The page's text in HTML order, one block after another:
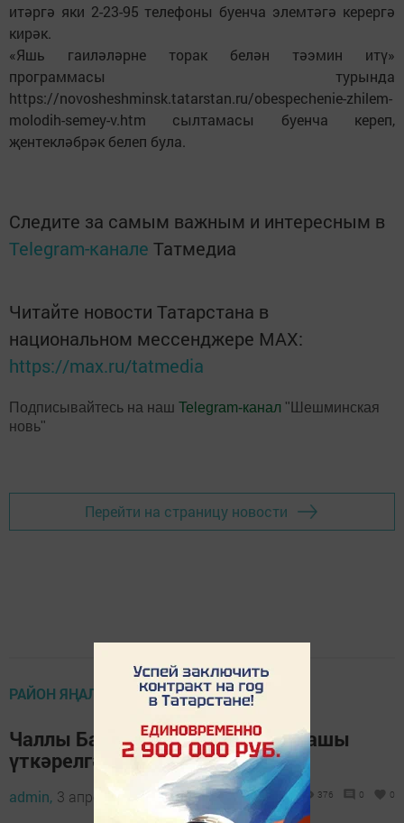
итәргә яки 2-23-95 телефоны буенча элемтәгә керергә
кирәк.
«Яшь гаиләләрне торак белән тәэмин итү»
программасы турында
https://novosheshminsk.tatarstan.ru/obespechenie-zhilem-
molodih-semey-v.htm сылтамасы буенча кереп,
җентекләбрәк белеп була.
Следите за самым важным и интересным в
Telegram-канале Татмедиа
Читайте новости Татарстана в
национальном мессенджере MАХ:
https://max.ru/tatmedia
Подписывайтесь на наш Telegram-канал "Шешминская
новь"
Перейти на страницу новости
РАЙОН ЯҢАЛЫКЛАРЫ
Чаллы Башы мәчетендә ифтар ашы
үткәрелгән
admin, 3 апрель 2023 - 12:06 376 0 0